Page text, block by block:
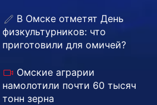
В Омске отметят День
физкультурников: что
приготовили для омичей?
Омские аграрии
намолотили почти 60 тысяч
тонн зерна